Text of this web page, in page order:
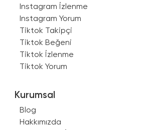
Instagram İzlenme
Instagram Yorum
Tiktok Takipçi
Tiktok Beğeni
Tiktok İzlenme
Tiktok Yorum
Kurumsal
Blog
Hakkımızda